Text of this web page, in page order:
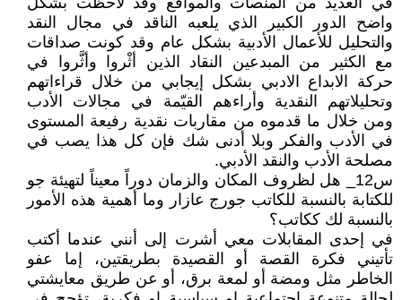
واضح الدور الكبير الذي يلعبه الناقد في مجال النقد
والتحليل للأعمال الأدبية بشكل عام وقد كونت صداقات
مع الكثير من المبدعين النقاد الذين أثْروا وأثَّروا في
حركة الابداع الادبي بشكل إيجابي من خلال قراءاتهم
وتحليلاتهم النقدية وأراءهم القيّمة في مجالات الأدب
ومن خلال ما قدموه من مقاربات نقدية رفيعة المستوى
في الأدب والفكر وبلا أدنى شك فإن كل هذا يصب في
مصلحة الأدب والنقد الأدبي.
س12_ هل لظروف المكان والزمان دوراً معيناً لتهيئة جو
للكتابة بالنسبة للكاتب جورج عازار وما أهمية هذه الأمور
بالنسبة لك ككاتب؟
في إحدى المقابلات معي أشرت إلى أنني عندما أكتب
تأتيني فكرة القصة أو القصيدة بطريقتين، إما عفو
الخاطر مثل ومضة أو لمعة برق، أو عن طريق معايشتي